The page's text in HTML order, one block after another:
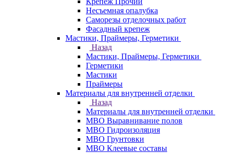
Несъемная опалубка
Саморезы отделочных работ
Фасадный крепеж
Мастики, Праймеры, Герметики
Назад
Мастики, Праймеры, Герметики
Герметики
Мастики
Праймеры
Материалы для внутренней отделки
Назад
Материалы для внутренней отделки
МВО Выравнивание полов
МВО Гидроизоляция
МВО Грунтовки
МВО Клеевые составы